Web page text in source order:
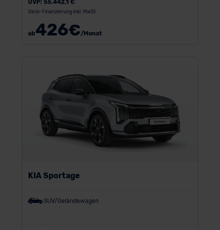
UVP: 55.442,1 €
Vario-Finanzierung inkl. MwSt.
ab426€/Monat
KIA Sportage
SUV/Geländewagen